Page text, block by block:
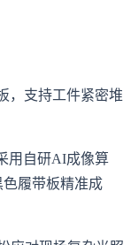
，支持工件紧密堆
用自研AI成像算
履带板精准成